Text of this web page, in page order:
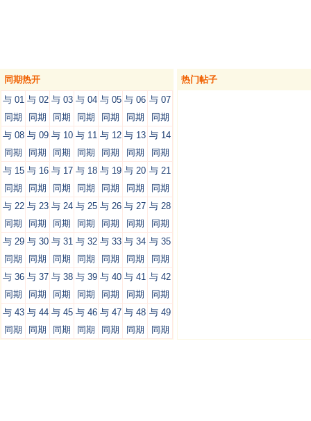
同期热开
与 01
同期
与 02
同期
与 03
同期
与 04
同期
与 05
同期
与 06
同期
与 07
同期
与 08
同期
与 09
同期
与 10
同期
与 11
同期
与 12
同期
与 13
同期
与 14
同期
与 15
同期
与 16
同期
与 17
同期
与 18
同期
与 19
同期
与 20
同期
与 21
同期
与 22
同期
与 23
同期
与 24
同期
与 25
同期
与 26
同期
与 27
同期
与 28
同期
与 29
同期
与 30
同期
与 31
同期
与 32
同期
与 33
同期
与 34
同期
与 35
同期
与 36
同期
与 37
同期
与 38
同期
与 39
同期
与 40
同期
与 41
同期
与 42
同期
与 43
同期
与 44
同期
与 45
同期
与 46
同期
与 47
同期
与 48
同期
与 49
同期
热门帖子